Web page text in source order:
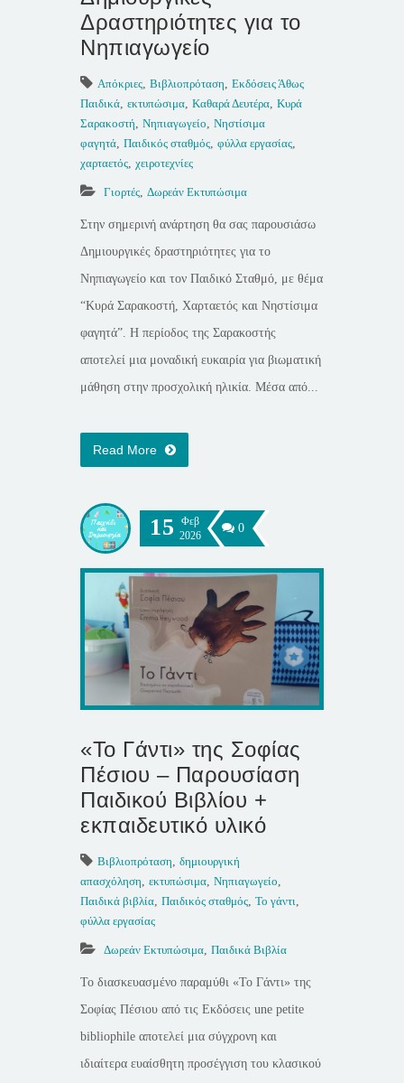
Δραστηριότητες για το
Νηπιαγωγείο
Απόκριες, Βιβλιοπρόταση, Εκδόσεις Άθως
Παιδικά, εκτυπώσιμα, Καθαρά Δευτέρα, Κυρά
Σαρακοστή, Νηπιαγωγείο, Νηστίσιμα
φαγητά, Παιδικός σταθμός, φύλλα εργασίας,
χαρταετός, χειροτεχνίες
Γιορτές, Δωρεάν Εκτυπώσιμα
Στην σημερινή ανάρτηση θα σας παρουσιάσω
Δημιουργικές δραστηριότητες για το
Νηπιαγωγείο και τον Παιδικό Σταθμό, με θέμα
“Κυρά Σαρακοστή, Χαρταετός και Νηστίσιμα
φαγητά”. Η περίοδος της Σαρακοστής
αποτελεί μια μοναδική ευκαιρία για βιωματική
μάθηση στην προσχολική ηλικία. Μέσα από...
Read More
15
Φεβ
2026
0
«Το Γάντι» της Σοφίας
Πέσιου – Παρουσίαση
Παιδικού Βιβλίου +
εκπαιδευτικό υλικό
Βιβλιοπρόταση, δημιουργική
απασχόληση, εκτυπώσιμα, Νηπιαγωγείο,
Παιδικά βιβλία, Παιδικός σταθμός, Το γάντι,
φύλλα εργασίας
Δωρεάν Εκτυπώσιμα, Παιδικά Βιβλία
Το διασκευασμένο παραμύθι «Το Γάντι» της
Σοφίας Πέσιου από τις Εκδόσεις une petite
bibliophile αποτελεί μια σύγχρονη και
ιδιαίτερα ευαίσθητη προσέγγιση του κλασικού